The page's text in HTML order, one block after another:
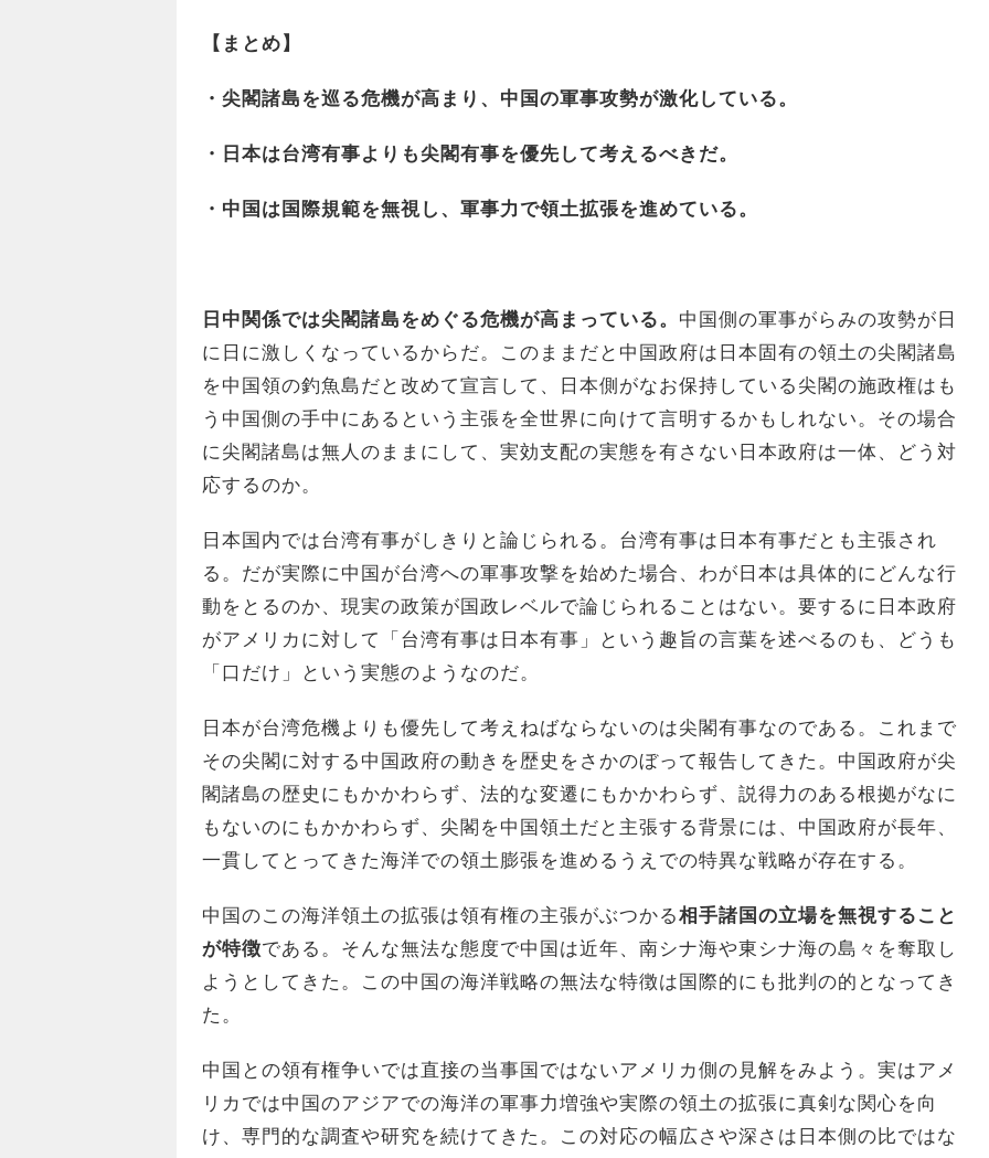
【まとめ】
・尖閣諸島を巡る危機が高まり、中国の軍事攻勢が激化している。
・日本は台湾有事よりも尖閣有事を優先して考えるべきだ。
・中国は国際規範を無視し、軍事力で領土拡張を進めている。
日中関係では尖閣諸島をめぐる危機が高まっている。 中国側の軍事がらみの攻勢が日
に日に激しくなっているからだ。このままだと中国政府は日本固有の領土の尖閣諸島
を中国領の釣魚島だと改めて宣言して、日本側がなお保持している尖閣の施政権はも
う中国側の手中にあるという主張を全世界に向けて言明するかもしれない。その場合
に尖閣諸島は無人のままにして、実効支配の実態を有さない日本政府は一体、どう対
応するのか。
日本国内では台湾有事がしきりと論じられる。台湾有事は日本有事だとも主張され
る。だが実際に中国が台湾への軍事攻撃を始めた場合、わが日本は具体的にどんな行
動をとるのか、現実の政策が国政レベルで論じられることはない。要するに日本政府
がアメリカに対して「台湾有事は日本有事」という趣旨の言葉を述べるのも、どうも
「口だけ」という実態のようなのだ。
日本が台湾危機よりも優先して考えねばならないのは尖閣有事なのである。これまで
その尖閣に対する中国政府の動きを歴史をさかのぼって報告してきた。中国政府が尖
閣諸島の歴史にもかかわらず、法的な変遷にもかかわらず、説得力のある根拠がなに
もないのにもかかわらず、尖閣を中国領土だと主張する背景には、中国政府が長年、
一貫してとってきた海洋での領土膨張を進めるうえでの特異な戦略が存在する。
中国のこの海洋領土の拡張は領有権の主張がぶつかる相手諸国の立場を無視すること
が特徴である。そんな無法な態度で中国は近年、南シナ海や東シナ海の島々を奪取し
ようとしてきた。この中国の海洋戦略の無法な特徴は国際的にも批判の的となってき
た。
中国との領有権争いでは直接の当事国ではないアメリカ側の見解をみよう。実はアメ
リカでは中国のアジアでの海洋の軍事力増強や実際の領土の拡張に真剣な関心を向
け、専門的な調査や研究を続けてきた。この対応の幅広さや深さは日本側の比ではな